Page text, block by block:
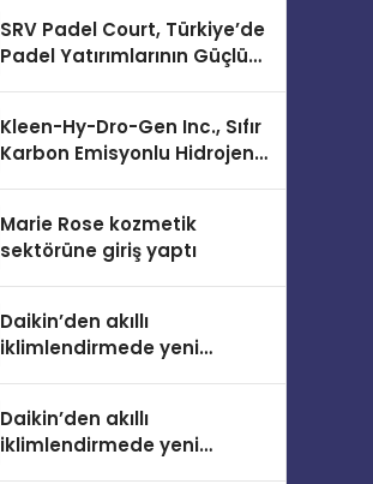
SRV Padel Court, Türkiye’de
Padel Yatırımlarının Güçlü
Kleen-Hy-Dro-Gen Inc., Sıfır
Karbon Emisyonlu Hidrojen
Aldı
Marie Rose kozmetik
sektörüne giriş yaptı
Daikin’den akıllı
iklimlendirmede yeni
Daikin’den akıllı
iklimlendirmede yeni